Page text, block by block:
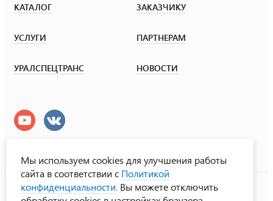
КАТАЛОГ ЗАКАЗЧИКУ
УСЛУГИ ПАРТНЕРАМ
УРАЛСПЕЦТРАНС НОВОСТИ
УралСпецТранс
© ООО «Урал СТ», 2000-2026
Мы используем cookies для улучшения работы
сайта в соответствии с Политикой
конфиденциальности . Вы можете отключить